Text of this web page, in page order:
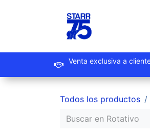
Venta exclusiva
Todos los productos